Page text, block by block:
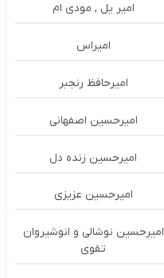
امیر یل , مودی ام
امیراس
امیرحافظ رنجبر
امیرحسین اصفهانی
امیرحسین زنده دل
امیرحسین عزیزی
امیرحسین نوشالی و انوشیروان
تقوی